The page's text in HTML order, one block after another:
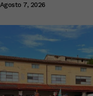
Agosto 7, 2026